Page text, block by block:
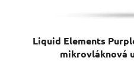
Liquid Elements
mikrovláknová